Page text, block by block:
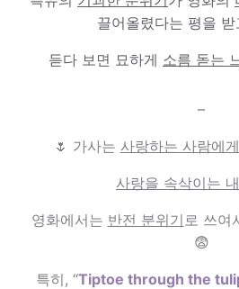
끌어올렸다는 평을
듣다 보면 묘하게 소름 돋는
–
🌷 가사는 사랑하는 사람에
사랑을 속삭이는
영화에서는 반전 분위기 로 쓰여
😨
특히, “Tiptoe through the